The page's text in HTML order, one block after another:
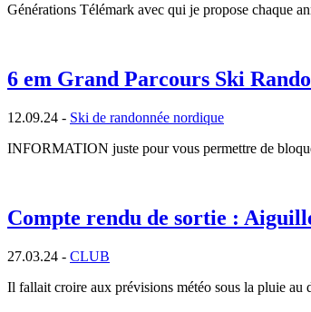
Générations Télémark avec qui je propose chaque
6 em Grand Parcours Ski
12.09.24 - Ski de randonnée nordique
INFORMATION juste pour vous permettre de
Compte rendu de sortie :
27.03.24 - CLUB
Il fallait croire aux prévisions météo sous la pluie